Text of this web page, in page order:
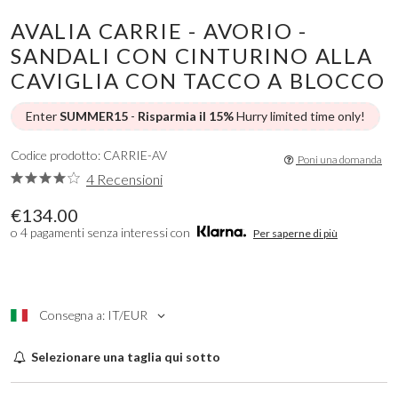
AVALIA CARRIE - AVORIO -
SANDALI CON CINTURINO ALLA
CAVIGLIA CON TACCO A BLOCCO
EnterSUMMER15 - Risparmia il 15%Hurry limited time only!
€134.00
o 4 pagamenti senza interessi con Per saperne di più
Consegna a: IT/EUR
Codice prodotto: CARRIE-AV
4 Recensioni
Poni una domanda
Selezionare una taglia qui sotto